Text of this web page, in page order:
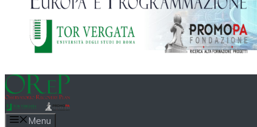
Menu